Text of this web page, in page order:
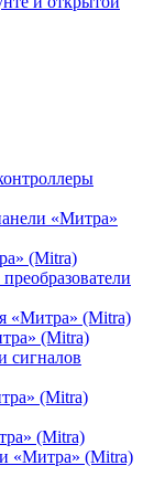
«Митра»
(Mitra)
«Митра» (Mitra)
(Mitra)
сигналов
(Mitra)
(Mitra)
«Митра» (Mitra)